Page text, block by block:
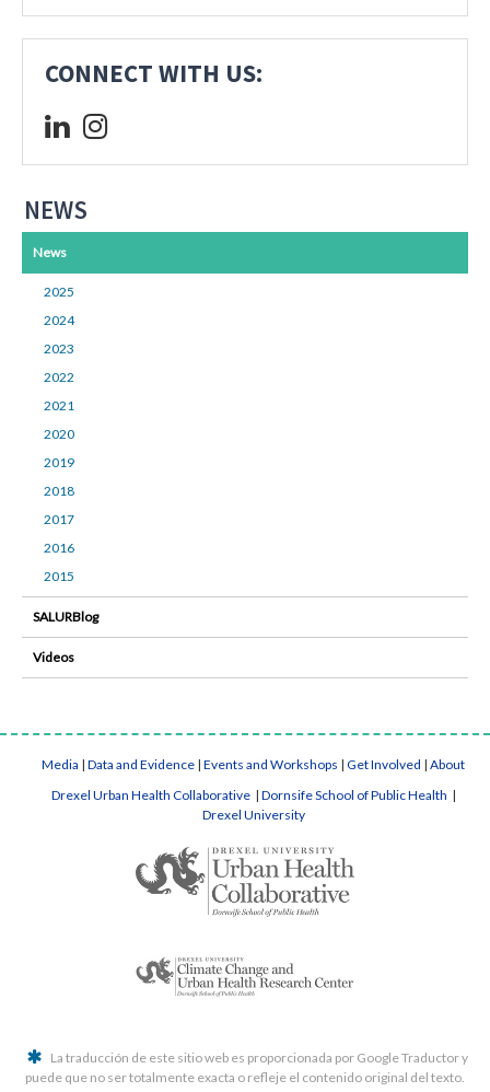
CONNECT WITH US:
NEWS
News
2025
2024
2023
2022
2021
2020
2019
2018
2017
2016
2015
SALURBlog
Videos
Media | Data and Evidence | Events and Workshops | Get Involved | About
Drexel Urban Health Collaborative | Dornsife School of Public Health |
Drexel University
La traducción de este sitio web es proporcionada por Google Traductor y
puede que no ser totalmente exacta o refleje el contenido original del texto.